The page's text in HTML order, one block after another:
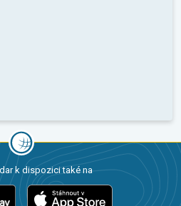
k dispozici také na